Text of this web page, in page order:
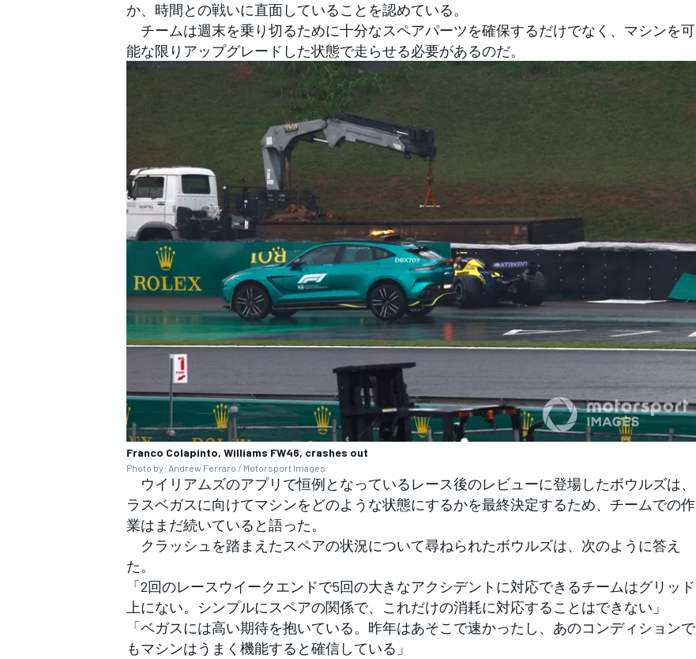
すべてのカテゴリー
か、時間との戦いに直面していることを認めている。
チームは週末を乗り切るために十分なスペアパーツを確保するだけでなく、マシンを可
能な限りアップグレードした状態で走らせる必要があるのだ。
Franco Colapinto, Williams FW46, crashes out
Photo by: Andrew Ferraro / Motorsport Images
ウイリアムズのアプリで恒例となっているレース後のレビューに登場したボウルズは、
ラスベガスに向けてマシンをどのような状態にするかを最終決定するため、チームでの作
業はまだ続いていると語った。
クラッシュを踏まえたスペアの状況について尋ねられたボウルズは、次のように答え
た。
「2回のレースウイークエンドで5回の大きなアクシデントに対応できるチームはグリッド
上にない。シンプルにスペアの関係で、これだけの消耗に対応することはできない」
「ベガスには高い期待を抱いている。昨年はあそこで速かったし、あのコンディションで
もマシンはうまく機能すると確信している」